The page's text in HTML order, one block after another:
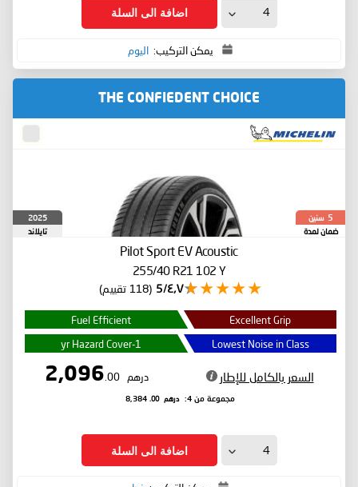
اضافة الى السلة
يمكن التركيب: اليوم
THE CONFIEDENT CHOICE
5 سنين
ضمان لمدة
2025
تايلاند
Pilot Sport EV Acoustic
255/40 R21 102 Y
٤٫٧/5 (118 تقييم)
Excellent Grip
Fuel Efficient
Lowest Noise in Class
1-yr Hazard Cover
السعر بالكامل للإطار درهم 2,096
.00
مجموعة من 4: درهم 8,384
.00
اضافة الى السلة